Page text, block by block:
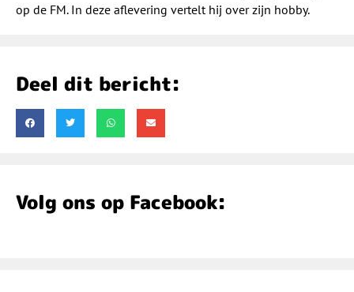
op de FM. In deze aflevering vertelt hij over zijn hobby.
Deel dit bericht:
Volg ons op Facebook: